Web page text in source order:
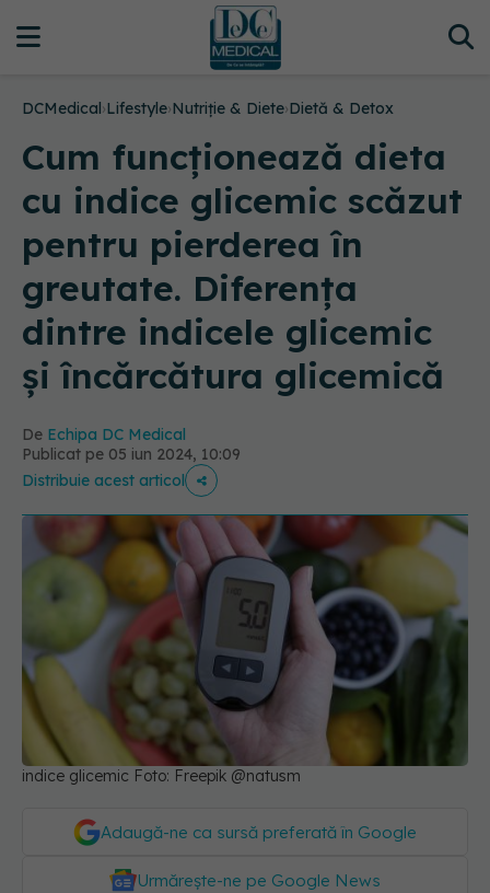
DCMedical›Lifestyle›Nutriție & Diete›Dietă & Detox
Cum funcționează dieta
cu indice glicemic scăzut
pentru pierderea în
greutate. Diferența
dintre indicele glicemic
și încărcătura glicemică
De Echipa DC Medical
Publicat pe 05 iun 2024, 10:09
Distribuie acest articol
indice glicemic Foto: Freepik @natusm
Adaugă-ne ca sursă preferată în Google
Urmărește-ne pe Google News